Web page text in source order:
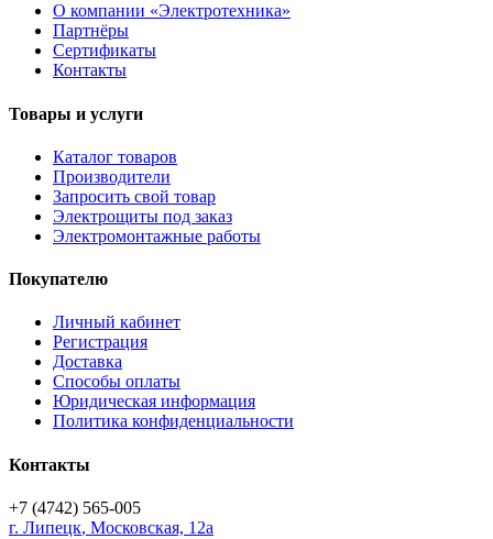
О компании «Электротехника»
Партнёры
Сертификаты
Контакты
Товары и услуги
Каталог товаров
Производители
Запросить свой товар
Электрощиты под заказ
Электромонтажные работы
Покупателю
Личный кабинет
Регистрация
Доставка
Способы оплаты
Юридическая информация
Политика конфиденциальности
Контакты
+7 (4742) 565-005
г. Липецк, Московская, 12а